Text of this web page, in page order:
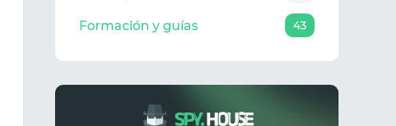
Formación y guías 43